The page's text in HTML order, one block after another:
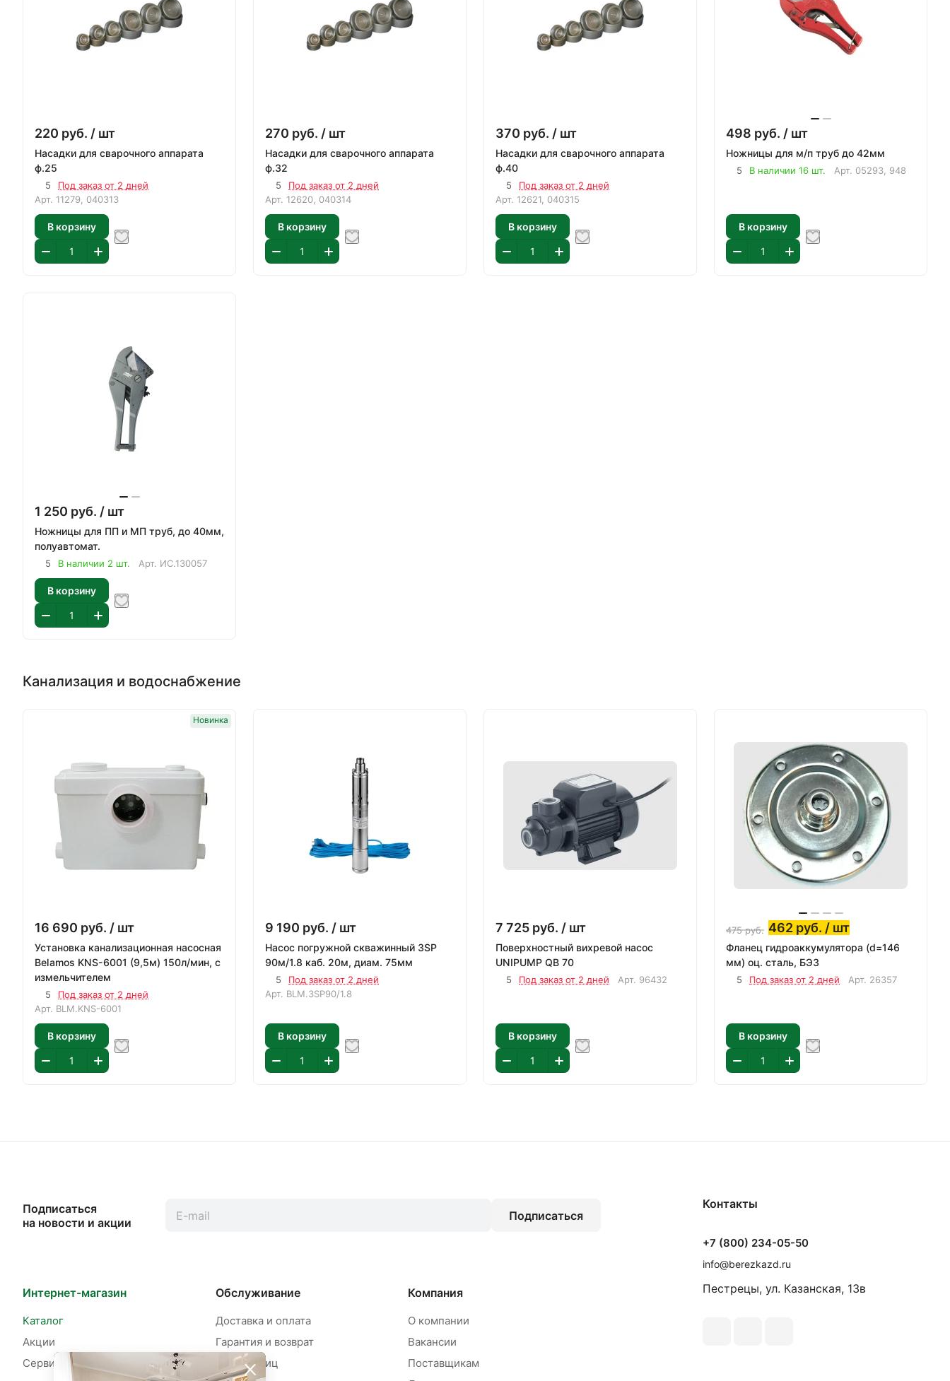
220 руб. / шт
Насадки для сварочного аппарата
ф.25
5
Под заказ от 2 дней
Арт. 11279, 040313
В корзину
270 руб. / шт
Насадки для сварочного аппарата
ф.32
5
Под заказ от 2 дней
Арт. 12620, 040314
В корзину
370 руб. / шт
Насадки для сварочного аппарата
ф.40
5
Под заказ от 2 дней
Арт. 12621, 040315
В корзину
498 руб. / шт
Ножницы для м/п труб до 42мм
5 В наличии 16 шт. Арт. 05293, 948
В корзину
1 250 руб. / шт
Ножницы для ПП и МП труб, до 40мм,
полуавтомат.
5 В наличии 2 шт. Арт. ИС.130057
В корзину
Канализация и водоснабжение
Новинка
16 690 руб. / шт
Установка канализационная насосная
Belamos KNS-6001 (9,5м) 150л/мин, с
измельчителем
5
Под заказ от 2 дней
Арт. BLM.KNS-6001
В корзину
9 190 руб. / шт
Насос погружной скважинный 3SP
90м/1.8 каб. 20м, диам. 75мм
5
Под заказ от 2 дней
Арт. BLM.3SP90/1.8
В корзину
7 725 руб. / шт
Поверхностный вихревой насос
UNIPUMP QB 70
5 Под заказ от 2 дней Арт. 96432
В корзину
475руб. 462 руб. / шт
Фланец гидроаккумулятора (d=146
мм) оц. сталь, БЭЗ
5 Под заказ от 2 дней Арт. 26357
В корзину
Подписаться
на новости и акции
Подписаться
Интернет-магазин
Каталог
Акции
Сервисы
Обслуживание
Доставка и оплата
Гарантия и возврат
Для юр. лиц
Компания
О компании
Вакансии
Поставщикам
Контакты
+7 (800) 234-05-50
info@berezkazd.ru
Пестрецы, ул. Казанская, 13в